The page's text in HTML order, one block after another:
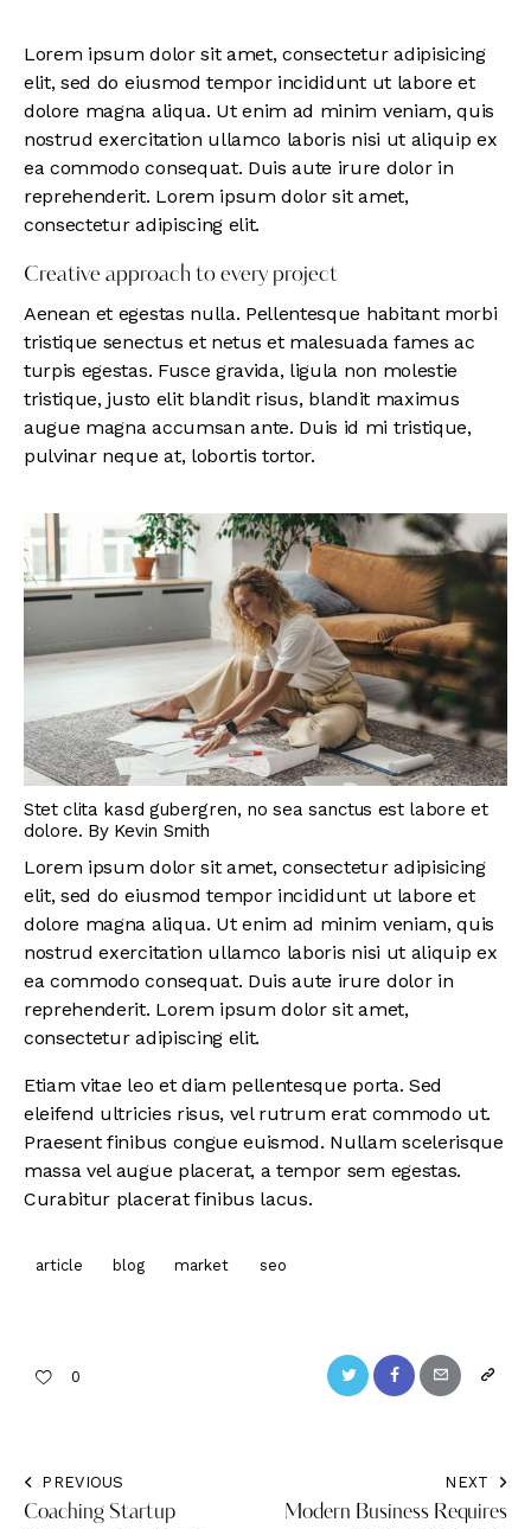
Lorem ipsum dolor sit amet, consectetur adipisicing
elit, sed do eiusmod tempor incididunt ut labore et
dolore magna aliqua. Ut enim ad minim veniam, quis
nostrud exercitation ullamco laboris nisi ut aliquip ex
ea commodo consequat. Duis aute irure dolor in
reprehenderit. Lorem ipsum dolor sit amet,
consectetur adipiscing elit.
Creative approach to every project
Aenean et egestas nulla. Pellentesque habitant morbi
tristique senectus et netus et malesuada fames ac
turpis egestas. Fusce gravida, ligula non molestie
tristique, justo elit blandit risus, blandit maximus
augue magna accumsan ante. Duis id mi tristique,
pulvinar neque at, lobortis tortor.
Stet clita kasd gubergren, no sea sanctus est labore et
dolore. By Kevin Smith
Lorem ipsum dolor sit amet, consectetur adipisicing
elit, sed do eiusmod tempor incididunt ut labore et
dolore magna aliqua. Ut enim ad minim veniam, quis
nostrud exercitation ullamco laboris nisi ut aliquip ex
ea commodo consequat. Duis aute irure dolor in
reprehenderit. Lorem ipsum dolor sit amet,
consectetur adipiscing elit.
Etiam vitae leo et diam pellentesque porta. Sed
eleifend ultricies risus, vel rutrum erat commodo ut.
Praesent finibus congue euismod. Nullam scelerisque
massa vel augue placerat, a tempor sem egestas.
Curabitur placerat finibus lacus.
article blog market seo
0
PREVIOUS
Coaching Startup
NEXT
Modern Business Requires